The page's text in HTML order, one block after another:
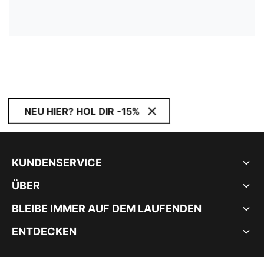
NEU HIER? HOL DIR -15%
KUNDENSERVICE
ÜBER
BLEIBE IMMER AUF DEM LAUFENDEN
ENTDECKEN